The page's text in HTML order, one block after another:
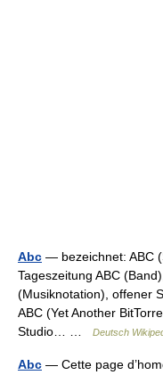
Abc — bezeichnet: ABC
Tageszeitung ABC
(Musiknotation), offener
ABC (Yet Another
Studio… …
Deutsch
Abc — Cette page